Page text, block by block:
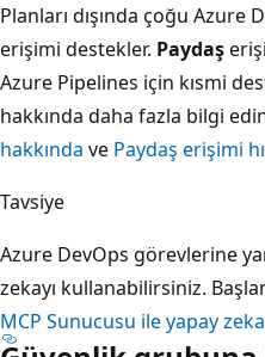
Planları dışında çoğu Azure
erişimi destekler. Paydaş
Azure Pipelines için kısmi
hakkında daha fazla bilgi
hakkında ve Paydaş erişimi
Tavsiye
Azure DevOps görevlerine
zekayı kullanabilirsiniz.
MCP Sunucusu ile yapay